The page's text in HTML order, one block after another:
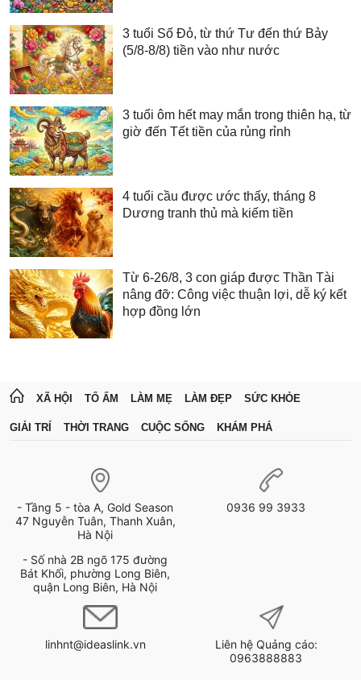
3 tuổi Số Đỏ, từ thứ Tư đến thứ Bảy
(5/8-8/8) tiền vào như nước
3 tuổi ôm hết may mắn trong thiên hạ, từ
giờ đến Tết tiền của rủng rỉnh
4 tuổi cầu được ước thấy, tháng 8
Dương tranh thủ mà kiếm tiền
Từ 6-26/8, 3 con giáp được Thần Tài
nâng đỡ: Công việc thuận lợi, dễ ký kết
hợp đồng lớn
XÃ HỘI TỔ ẤM LÀM MẸ LÀM ĐẸP SỨC KHỎE
GIẢI TRÍ THỜI TRANG CUỘC SỐNG KHÁM PHÁ
- Tầng 5 - tòa A, Gold Season
47 Nguyễn Tuân, Thanh Xuân,
Hà Nội
- Số nhà 2B ngõ 175 đường
Bát Khối, phường Long Biên,
quận Long Biên, Hà Nội
0936 99 3933
linhnt@ideaslink.vn
Liên hệ Quảng cáo:
0963888883